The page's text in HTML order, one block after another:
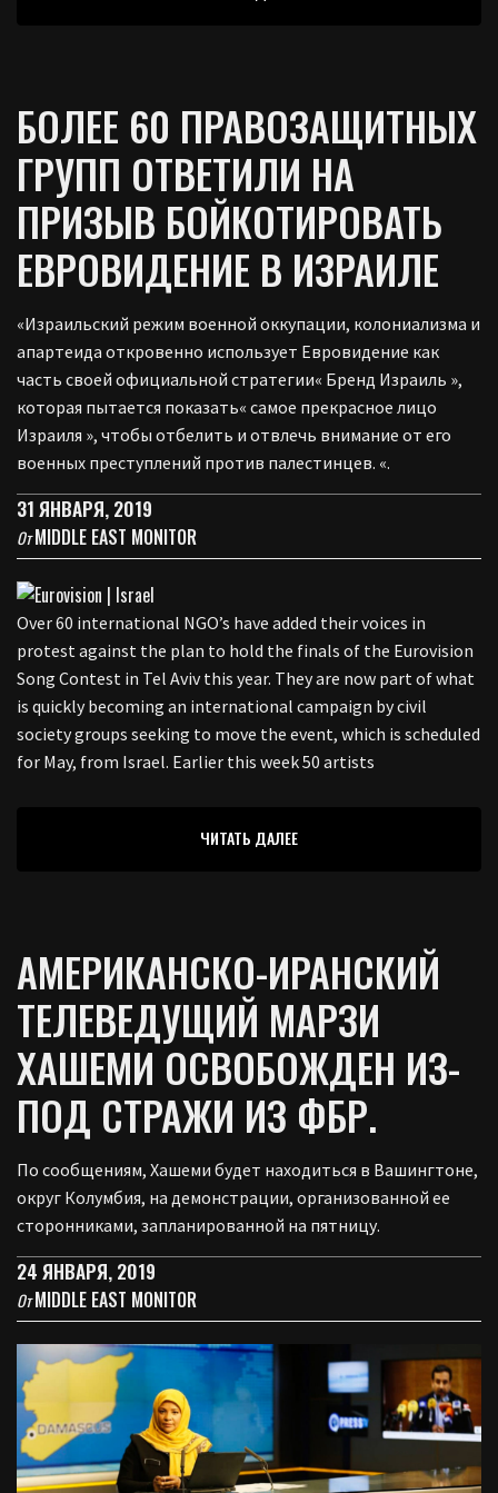
БОЛЕЕ 60 ПРАВОЗАЩИТНЫХ
ГРУПП ОТВЕТИЛИ НА
ПРИЗЫВ БОЙКОТИРОВАТЬ
ЕВРОВИДЕНИЕ В ИЗРАИЛЕ
«Израильский режим военной оккупации, колониализма и
апартеида откровенно использует Евровидение как
часть своей официальной стратегии« Бренд Израиль »,
которая пытается показать« самое прекрасное лицо
Израиля », чтобы отбелить и отвлечь внимание от его
военных преступлений против палестинцев. «.
31 ЯНВАРЯ, 2019
ОтMIDDLE EAST MONITOR
Over 60 international NGO’s have added their voices in
protest against the plan to hold the finals of the Eurovision
Song Contest in Tel Aviv this year. They are now part of what
is quickly becoming an international campaign by civil
society groups seeking to move the event, which is scheduled
for May, from Israel. Earlier this week 50 artists
ЧИТАТЬ ДАЛЕЕ
АМЕРИКАНСКО-ИРАНСКИЙ
ТЕЛЕВЕДУЩИЙ МАРЗИ
ХАШЕМИ ОСВОБОЖДЕН ИЗ-
ПОД СТРАЖИ ИЗ ФБР.
По сообщениям, Хашеми будет находиться в Вашингтоне,
округ Колумбия, на демонстрации, организованной ее
сторонниками, запланированной на пятницу.
24 ЯНВАРЯ, 2019
ОтMIDDLE EAST MONITOR